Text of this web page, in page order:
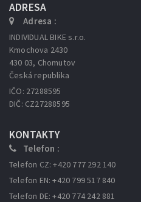
ADRESA
Adresa :
INDIVIDUAL BIKE s.r.o.
Kmochova 2430
430 03, Chomutov
Česká republika
IČO: 27288595
DIČ: CZ27288595
KONTAKTY
Telefon :
Telefon CZ: +420 777 292 140
Telefon EN: +420 799 517 840
Telefon DE: +420 774 242 881